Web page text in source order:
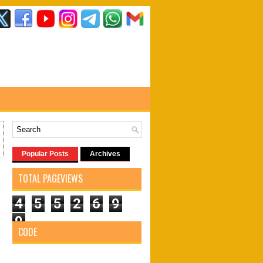
Popular Posts Archives
TOTAL PAGEVIEWS
4 5 5 2 6
9
9
CODE